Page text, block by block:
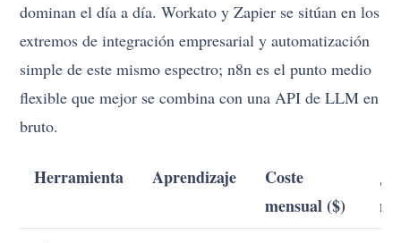
dominan el día a día. Workato y Zapier se sitúan en los
extremos de integración empresarial y automatización
simple de este mismo espectro; n8n es el punto medio
flexible que mejor se combina con una API de LLM en
bruto.
Herramienta Aprendizaje
Coste
mensual ($)